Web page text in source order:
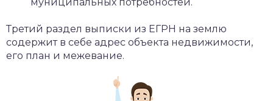
Третий раздел выписки из ЕГРН на землю
содержит в себе адрес объекта недвижимости,
его план и межевание.